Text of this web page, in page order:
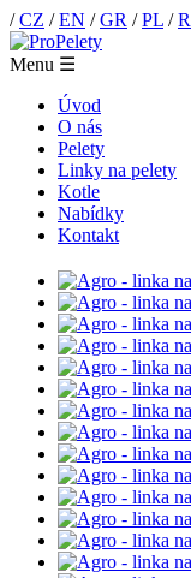
/CZ /EN /GR /PL /
Menu ☰
Úvod
O nás
Pelety
Linky na pelety
Kotle
Nabídky
Kontakt